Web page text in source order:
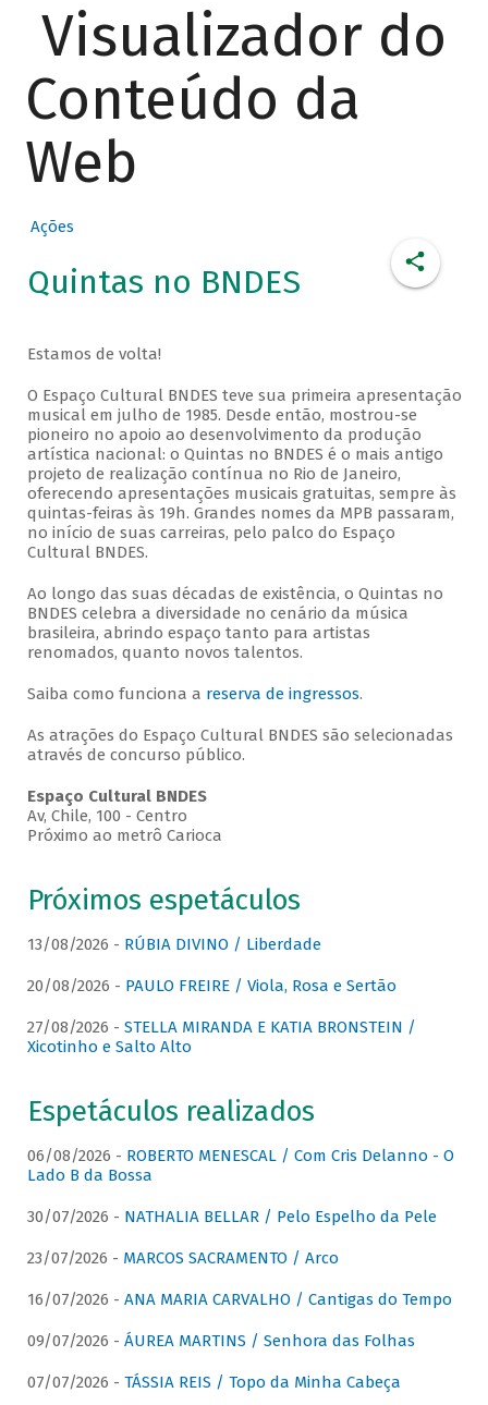
Visualizador do
Conteúdo da
Web
Ações
Quintas no BNDES
Estamos de volta!
O Espaço Cultural BNDES teve sua primeira apresentação
musical em julho de 1985. Desde então, mostrou-se
pioneiro no apoio ao desenvolvimento da produção
artística nacional: o Quintas no BNDES é o mais antigo
projeto de realização contínua no Rio de Janeiro,
oferecendo apresentações musicais gratuitas, sempre às
quintas-feiras às 19h. Grandes nomes da MPB passaram,
no início de suas carreiras, pelo palco do Espaço
Cultural BNDES.
Ao longo das suas décadas de existência, o Quintas no
BNDES celebra a diversidade no cenário da música
brasileira, abrindo espaço tanto para artistas
renomados, quanto novos talentos.
Saiba como funciona a reserva de ingressos.
As atrações do Espaço Cultural BNDES são selecionadas
através de concurso público.
Espaço Cultural BNDES
Av, Chile, 100 - Centro
Próximo ao metrô Carioca
Próximos espetáculos
13/08/2026 - RÚBIA DIVINO / Liberdade
20/08/2026 - PAULO FREIRE / Viola, Rosa e Sertão
27/08/2026 - STELLA MIRANDA E KATIA BRONSTEIN /
Xicotinho e Salto Alto
Espetáculos realizados
06/08/2026 - ROBERTO MENESCAL / Com Cris Delanno - O
Lado B da Bossa
30/07/2026 - NATHALIA BELLAR / Pelo Espelho da Pele
23/07/2026 - MARCOS SACRAMENTO / Arco
16/07/2026 - ANA MARIA CARVALHO / Cantigas do Tempo
09/07/2026 - ÁUREA MARTINS / Senhora das Folhas
07/07/2026 - TÁSSIA REIS / Topo da Minha Cabeça